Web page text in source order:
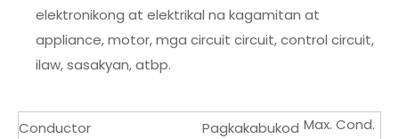
elektronikong at elektrikal na kagamitan at
appliance, motor, mga circuit circuit, control circuit,
ilaw, sasakyan, atbp.
Conductor Pagkakabukod Max. Cond.